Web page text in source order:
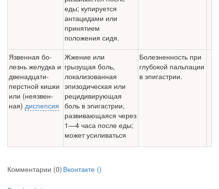
еды; купируется
антацидами или
принятием
положения сидя.
Язвенная бо­
лезнь желудка и
двенадцати­
перстной кишки
или (неязвен­
ная) диспепсия
Жжение или
грызущая боль,
локализованная
эпизодиче­ская или
рецидивирующая
боль в эпигастрии,
развиваю­щаяся через
1—4 часа после еды;
может усиливаться
Болезненность при
глубокой пальпации
в эпигастрии.
Комментарии (0) Вконтакте ()